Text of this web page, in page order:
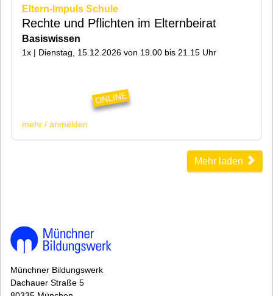
Eltern-Impuls Schule
Rechte und Pflichten im Elternbeirat
Basiswissen
1x | Dienstag, 15.12.2026 von 19.00 bis 21.15 Uhr
ONLINE
mehr / anmelden
Mehr laden
Münchner Bildungswerk
Dachauer Straße 5